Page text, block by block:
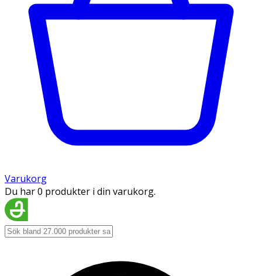
Varukorg
Du har 0 produkter i din varukorg.